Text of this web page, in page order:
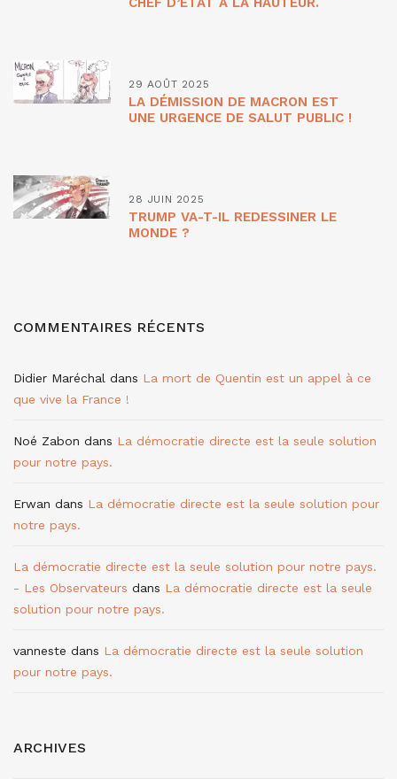
29 AOÛT 2025
LA DÉMISSION DE MACRON EST
UNE URGENCE DE SALUT PUBLIC !
28 JUIN 2025
TRUMP VA-T-IL REDESSINER LE
MONDE ?
COMMENTAIRES RÉCENTS
Didier Maréchal dans La mort de Quentin est un appel à ce
que vive la France !
Noé Zabon dans La démocratie directe est la seule solution
pour notre pays.
Erwan dans La démocratie directe est la seule solution pour
notre pays.
La démocratie directe est la seule solution pour notre pays.
- Les Observateurs dans La démocratie directe est la seule
solution pour notre pays.
vanneste dans La démocratie directe est la seule solution
pour notre pays.
ARCHIVES